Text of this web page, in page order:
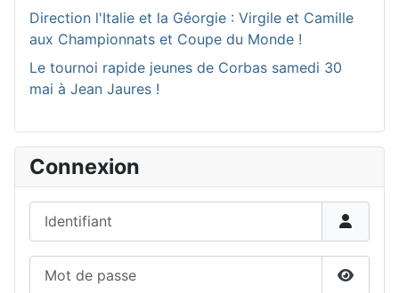
Direction l'Italie et la Géorgie : Virgile et Camille
aux Championnats et Coupe du Monde !
Le tournoi rapide jeunes de Corbas samedi 30
mai à Jean Jaures !
Connexion